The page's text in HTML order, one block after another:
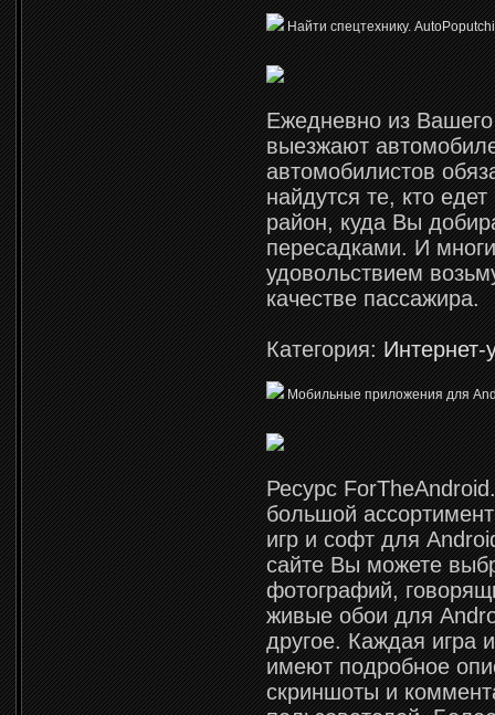
Найти спецтехнику.
Ежедневно из
выезжают
автомобилистов
найдутся те, кто
район, куда Вы
пересадками. И
удовольствием
качестве пассажира.
Категория:Интернет-
Мобильные приложения для
Ресурс
большой
игр и софт для
сайте Вы можете
фотографий,
живые обои для
другое. Каждая игра
имеют подробное
скриншоты и